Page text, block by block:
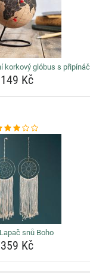
korkový glóbus s
149 Kč
snů Boho
359 Kč